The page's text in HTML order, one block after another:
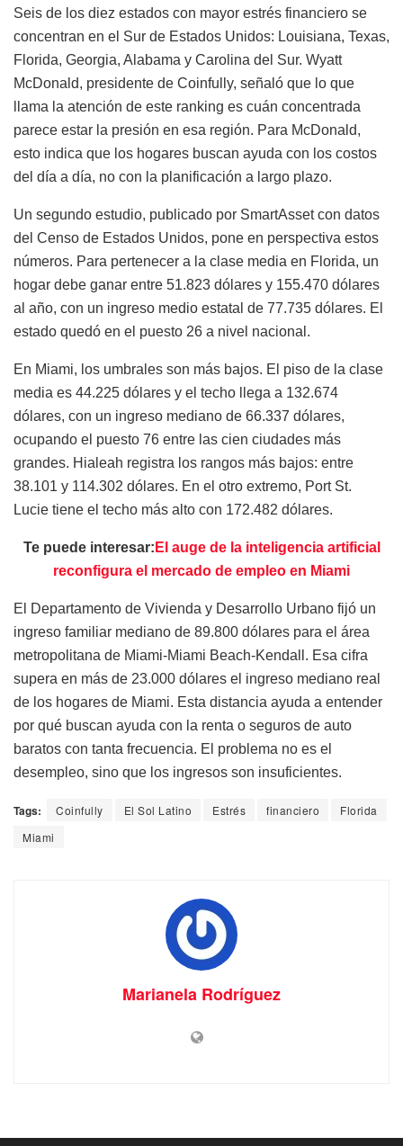
Seis de los diez estados con mayor estrés financiero se
concentran en el Sur de Estados Unidos: Louisiana, Texas,
Florida, Georgia, Alabama y Carolina del Sur. Wyatt
McDonald, presidente de Coinfully, señaló que lo que
llama la atención de este ranking es cuán concentrada
parece estar la presión en esa región. Para McDonald,
esto indica que los hogares buscan ayuda con los costos
del día a día, no con la planificación a largo plazo.
Un segundo estudio, publicado por SmartAsset con datos
del Censo de Estados Unidos, pone en perspectiva estos
números. Para pertenecer a la clase media en Florida, un
hogar debe ganar entre 51.823 dólares y 155.470 dólares
al año, con un ingreso medio estatal de 77.735 dólares. El
estado quedó en el puesto 26 a nivel nacional.
En Miami, los umbrales son más bajos. El piso de la clase
media es 44.225 dólares y el techo llega a 132.674
dólares, con un ingreso mediano de 66.337 dólares,
ocupando el puesto 76 entre las cien ciudades más
grandes. Hialeah registra los rangos más bajos: entre
38.101 y 114.302 dólares. En el otro extremo, Port St.
Lucie tiene el techo más alto con 172.482 dólares.
Te puede interesar: El auge de la inteligencia artificial
reconfigura el mercado de empleo en Miami
El Departamento de Vivienda y Desarrollo Urbano fijó un
ingreso familiar mediano de 89.800 dólares para el área
metropolitana de Miami-Miami Beach-Kendall. Esa cifra
supera en más de 23.000 dólares el ingreso mediano real
de los hogares de Miami. Esta distancia ayuda a entender
por qué buscan ayuda con la renta o seguros de auto
baratos con tanta frecuencia. El problema no es el
desempleo, sino que los ingresos son insuficientes.
Tags: Coinfully El Sol Latino Estrés financiero
Florida
Miami
Marianela Rodríguez